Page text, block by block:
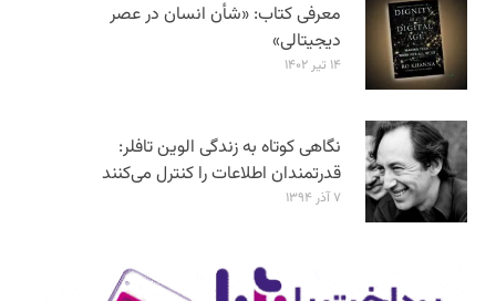
معرفی کتاب: «شأن انسان در عصر
دیجیتالی»
۱۴ تیر ۱۴۰۲
نگاهی کوتاه به زندگی الوین تافلر:
قدرتمندان اطلاعات را کنترل می‌کنند
۷ آذر ۱۳۹۴